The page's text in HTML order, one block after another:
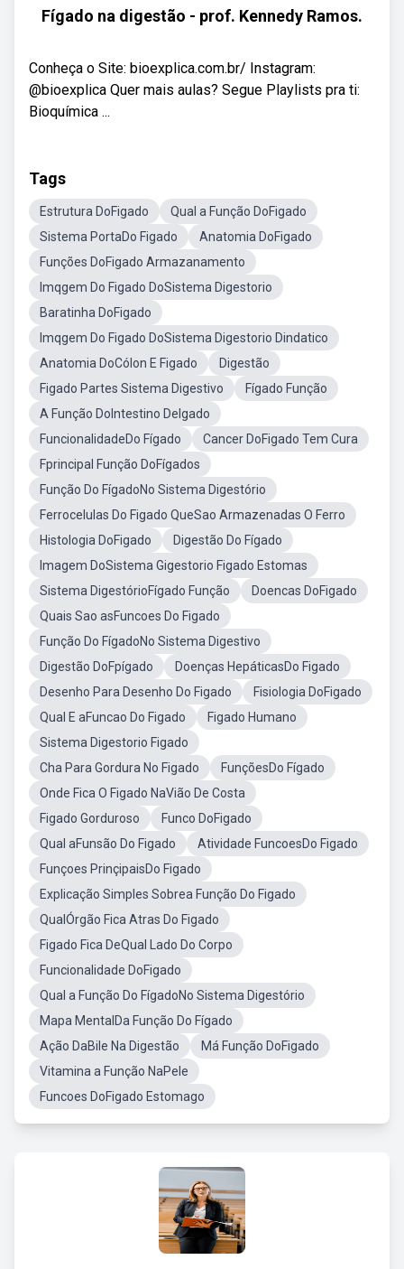
Fígado na digestão - prof. Kennedy Ramos.
Conheça o Site: bioexplica.com.br/ Instagram:
@bioexplica Quer mais aulas? Segue Playlists pra ti:
Bioquímica ...
Tags
Estrutura DoFigado
Qual a Função DoFigado
Sistema PortaDo Figado
Anatomia DoFigado
Funções DoFigado Armazanamento
Imqgem Do Figado DoSistema Digestorio
Baratinha DoFigado
Imqgem Do Figado DoSistema Digestorio Dindatico
Anatomia DoCólon E Figado
Digestão
Figado Partes Sistema Digestivo
Fígado Função
A Função DoIntestino Delgado
FuncionalidadeDo Fígado
Cancer DoFigado Tem Cura
Fprincipal Função DoFígados
Função Do FígadoNo Sistema Digestório
Ferrocelulas Do Figado QueSao Armazenadas O Ferro
Histologia DoFigado
Digestão Do Fígado
Imagem DoSistema Gigestorio Figado Estomas
Sistema DigestórioFígado Função
Doencas DoFigado
Quais Sao asFuncoes Do Figado
Função Do FígadoNo Sistema Digestivo
Digestão DoFpígado
Doenças HepáticasDo Figado
Desenho Para Desenho Do Figado
Fisiologia DoFigado
Qual E aFuncao Do Figado
Figado Humano
Sistema Digestorio Figado
Cha Para Gordura No Figado
FunçõesDo Fígado
Onde Fica O Figado NaVião De Costa
Figado Gorduroso
Funco DoFigado
Qual aFunsão Do Figado
Atividade FuncoesDo Figado
Funçoes PrinçipaisDo Figado
Explicação Simples Sobrea Função Do Figado
QualÓrgão Fica Atras Do Figado
Figado Fica DeQual Lado Do Corpo
Funcionalidade DoFigado
Qual a Função Do FígadoNo Sistema Digestório
Mapa MentalDa Função Do Fígado
Ação DaBile Na Digestão
Má Função DoFigado
Vitamina a Função NaPele
Funcoes DoFigado Estomago